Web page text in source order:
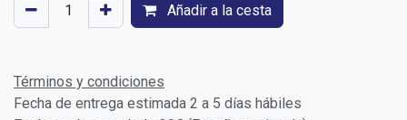
Añadir a la cesta
Términos y condiciones
Fecha de entrega estimada 2 a 5 días hábiles